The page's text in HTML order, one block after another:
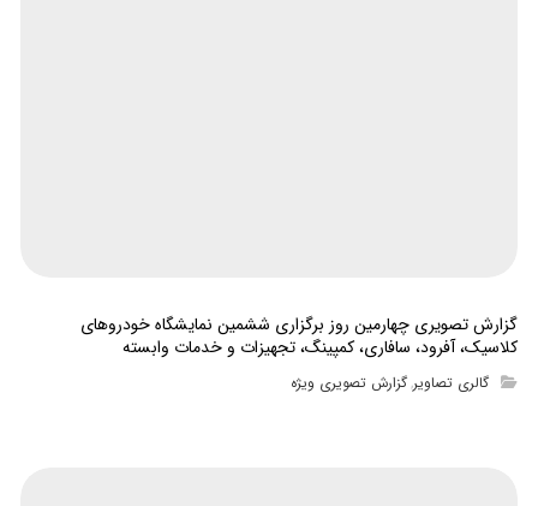
گزارش تصویری چهارمین روز برگزاری ششمین نمایشگاه خودروهای
کلاسیک، آفرود، سافاری، کمپینگ، تجهیزات و خدمات وابسته
گالری تصاویر,گزارش تصویری ویژه